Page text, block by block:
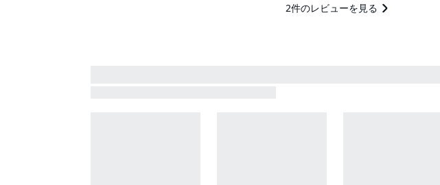
2件のレビューを見る